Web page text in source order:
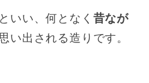
いい、何となく 昔なが
い出される造りです。